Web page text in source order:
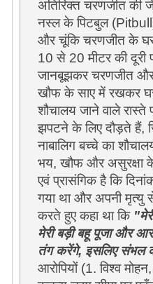
अतिरिक्त चरणजीत की
नस्ल के पिटबुल
और चूंकि चरणजीत के
10 से 20 मीटर की दूरी
जानबूझकर चरणजीत और
खौफ के साए में रखकर
शौचालय जाने वाले
झपटने के लिए दौड़ते हैं,
नाबालिग बच्चे का
भय, खौफ और असुरक्षा
एवं प्रासंगिक है कि
गया था और अपनी मृत्यु
करते हुए कहा था कि
मेरी बड़ी बहू पूजा और
तंग करेंगे, इसलिए संभल
आरोपियों (1. विश्व